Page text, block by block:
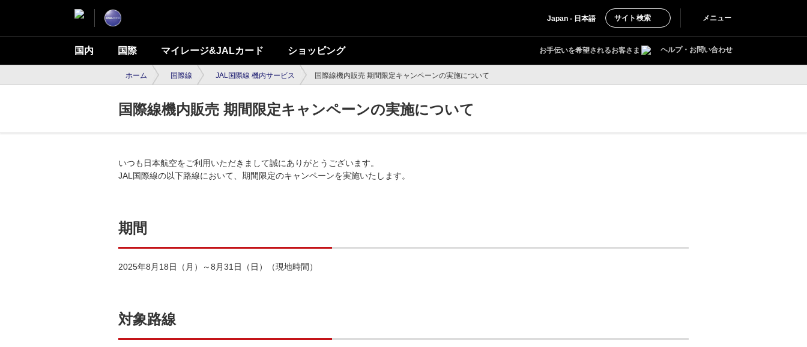
Japan - 日本語 サイト検索 メニュー
国内 国際 マイレージ&JALカード ショッピング お手伝いを希望されるお客さま ヘルプ・お問い合わせ
ホーム 国際線 JAL国際線 機内サービス 国際線機内販売 期間限定キャンペーンの実施について
国際線機内販売 期間限定キャンペーンの実施について
いつも日本航空をご利用いただきまして誠にありがとうございます。
JAL国際線の以下路線において、期間限定のキャンペーンを実施いたします。
期間
2025年8月18日（月）～8月31日（日）（現地時間）
対象路線